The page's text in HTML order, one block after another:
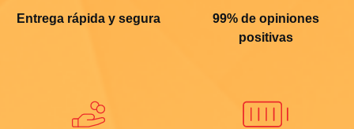
Entrega rápida y segura
99% de opiniones
positivas